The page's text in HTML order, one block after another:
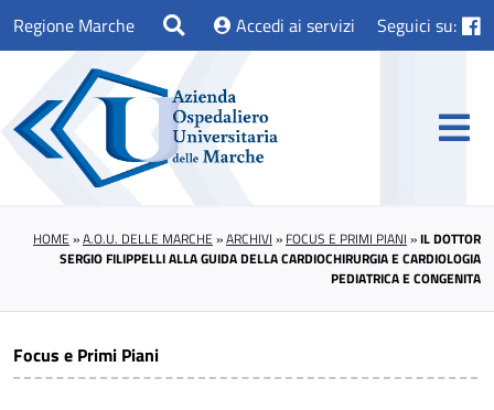
Regione Marche Accedi ai servizi Seguici su:
HOME »A.O.U. DELLE MARCHE »ARCHIVI » FOCUS E PRIMI PIANI »IL DOTTOR
SERGIO FILIPPELLI ALLA GUIDA DELLA CARDIOCHIRURGIA E CARDIOLOGIA
PEDIATRICA E CONGENITA
Focus e Primi Piani